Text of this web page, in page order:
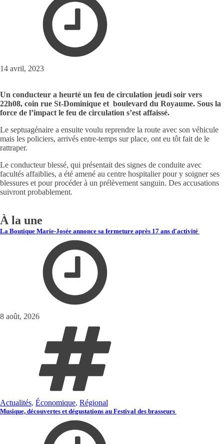
14 avril, 2023
Un conducteur a heurté un feu de circulation jeudi soir vers
22h08, coin rue St-Dominique et boulevard du Royaume. Sous la
force de l’impact le feu de circulation s’est affaissé.
Le septuagénaire a ensuite voulu reprendre la route avec son véhicule
mais les policiers, arrivés entre-temps sur place, ont eu tôt fait de le
rattraper.
Le conducteur blessé, qui présentait des signes de conduite avec
facultés affaiblies, a été amené au centre hospitalier pour y soigner ses
blessures et pour procéder à un prélèvement sanguin. Des accusations
suivront probablement.
À la une
La Boutique Marie-Josée annonce sa fermeture après 17 ans d'activité
8 août, 2026
Actualités, Économique, Régional
Musique, découvertes et dégustations au Festival des brasseurs